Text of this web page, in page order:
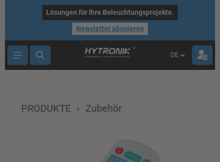
Lösungen für Ihre Beleuchtungsprojekte.
Newsletter abonieren
DE
PRODUKTE Zubehör